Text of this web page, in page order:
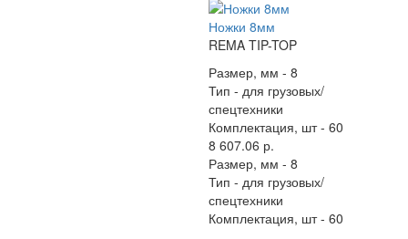
Ножки 8мм
REMA TIP-TOP
Размер, мм - 8
Тип - для грузовых/
спецтехники
Комплектация, шт - 60
8 607.06 р.
Размер, мм - 8
Тип - для грузовых/
спецтехники
Комплектация, шт - 60